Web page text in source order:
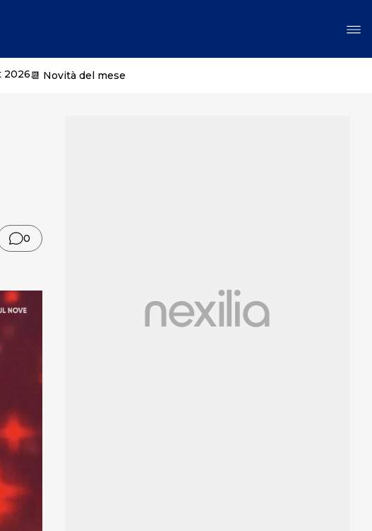
2026📆 Novità del mese
0